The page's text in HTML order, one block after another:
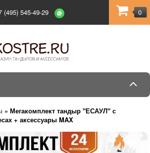
(495) 545-49-29 0
» Мегакомплект тандыр "ЕСАУЛ" с
+ аксессуары MAX